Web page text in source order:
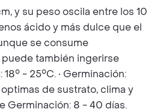
y su peso oscila entre los 10
ácido y más dulce que el
se consume
también ingerirse
- 25°C. • Germinación:
de sustrato, clima y
Germinación: 8 - 40 días.